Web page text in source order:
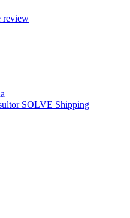
review
SOLVE Shipping